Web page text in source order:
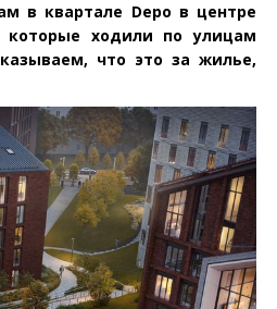
в квартале Depo в центре
которые ходили по улицам
что это за жилье,